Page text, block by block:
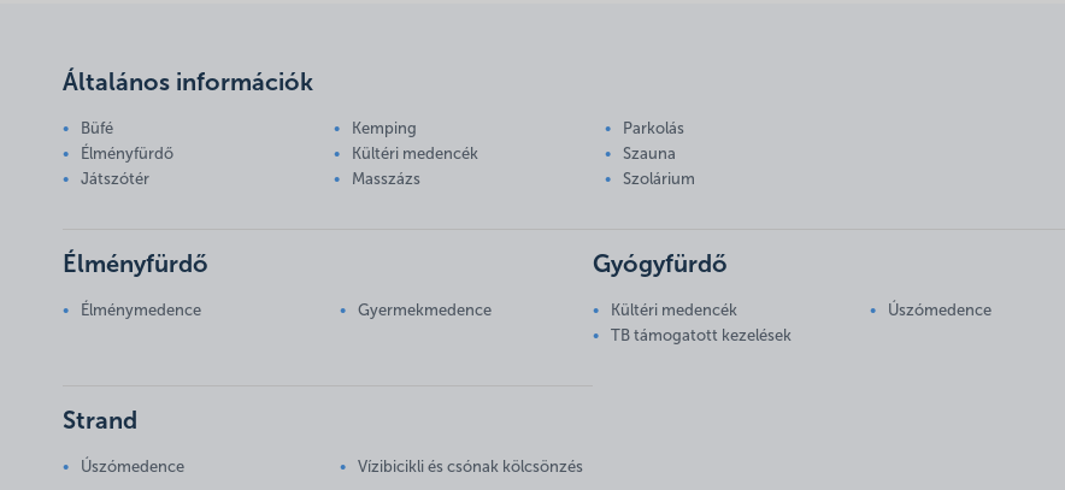
Általános információk
Büfé
Élményfürdő
Játszótér
Kemping
Kültéri medencék
Masszázs
Parkolás
Szauna
Szolárium
Élményfürdő
Élménymedence Gyermekmedence
Gyógyfürdő
Kültéri medencék
TB támogatott kezelések
Úszómedence
Strand
Úszómedence Vízibicikli és csónak kölcsönzés